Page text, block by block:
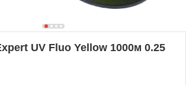
UV Fluo Yellow 1000м 0.25